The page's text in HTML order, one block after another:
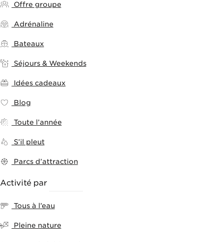
Offre groupe
Adrénaline
Bateaux
Séjours & Weekends
Idées cadeaux
Blog
Toute l’année
S’il pleut
Parcs d’attraction
Activité par
Tous à l’eau
Pleine nature